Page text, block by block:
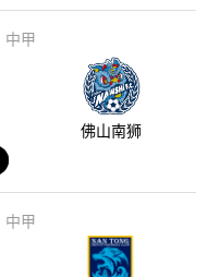
中甲
佛山南狮
中甲